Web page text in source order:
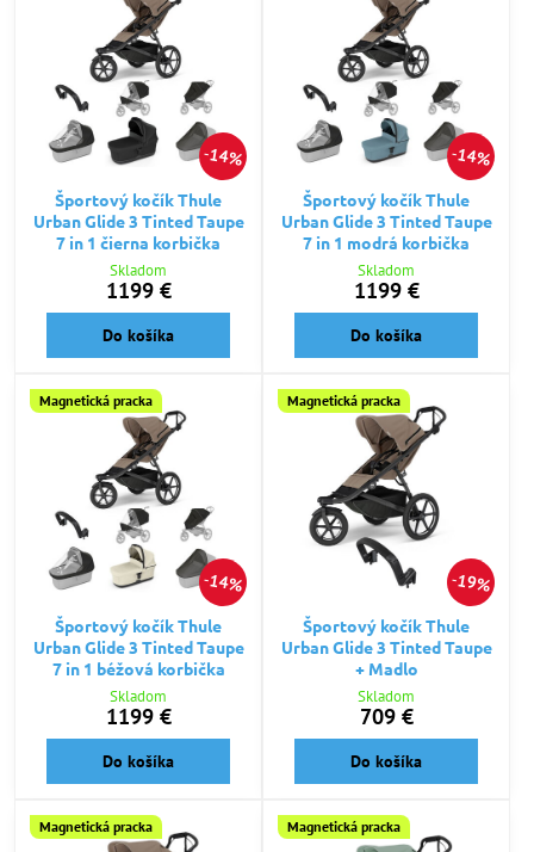
14%
Športový kočík Thule
Urban Glide 3 Tinted Taupe
7 in 1 čierna korbička
Skladom
1199 €
Do košíka
14%
Športový kočík Thule
Urban Glide 3 Tinted Taupe
7 in 1 modrá korbička
Skladom
1199 €
Do košíka
14%
Magnetická pracka
Športový kočík Thule
Urban Glide 3 Tinted Taupe
7 in 1 béžová korbička
Skladom
1199 €
Do košíka
19%
Magnetická pracka
Športový kočík Thule
Urban Glide 3 Tinted Taupe
+ Madlo
Skladom
709 €
Do košíka
Magnetická pracka Magnetická pracka